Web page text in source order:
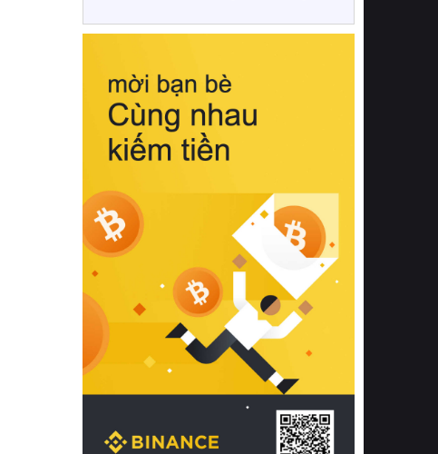
này, bạn sẽ cảm nhận rõ rệt sự khác
hồi chuẩn xác của phần đệm nâng đỡ
cột sống.
Bên cạnh đó, việc lựa chọn các dòng
sản phẩm đạt chuẩn chất lượng quốc
tế còn giúp ngăn ngừa tình trạng kích
khuẩn và nấm mốc trong điều kiện
thời tiết nóng ẩm. Bạn có thể tìm hiểu
thêm các nghiên cứu khoa học về tác
động của giấc ngủ và môi trường
phòng ngủ đối với sức khỏe con
người tại Sleep Foundation (External
Link) để có cái nhìn toàn diện hơn.
2. Các tiêu chí vàng khi lựa chọn
chăn ga gối đệm cao cấp cho phòng
ngủ
Để sở hữu một bộ chăn ga gối đệm
cao cấp hoàn hảo cả về thẩm mỹ lẫn
công năng, người tiêu dùng cần cân
nhắc kỹ lưỡng các tiêu chí quan trọng